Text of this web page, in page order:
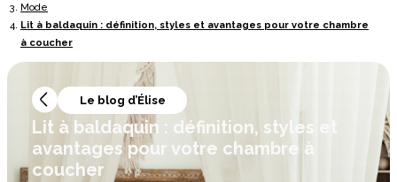
Mode
Lit à baldaquin : définition, styles et avantages pour votre chambre
à coucher
Le blog d’Élise
Lit à baldaquin : définition, styles et
avantages pour votre chambre à
coucher